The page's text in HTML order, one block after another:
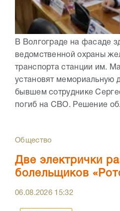
В Волгограде на фасаде
ведомственной охраны
транспорта станции им.
установят мемориальную
бывшем сотруднике
погиб на СВО. Решение
Общество
Две электрички
болельщиков
06.08.2026 15:32